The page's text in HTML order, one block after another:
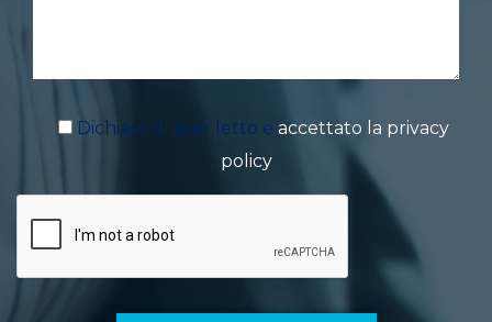
Dichiaro di aver letto e accettato la privacy
policy